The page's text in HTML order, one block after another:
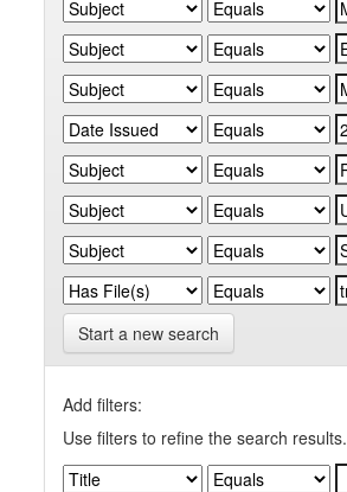
Start a new search
Add filters:
Use filters to refine the search results.